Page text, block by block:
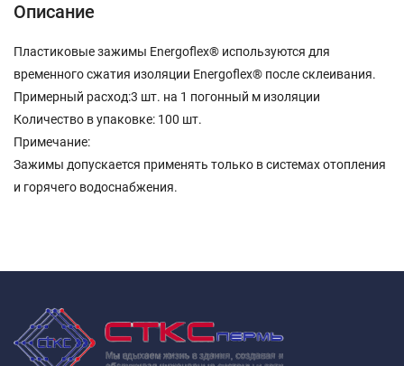
Описание
Пластиковые зажимы Energoflex® используются для
временного сжатия изоляции Energoflex® после склеивания.
Примерный расход:3 шт. на 1 погонный м изоляции
Количество в упаковке: 100 шт.
Примечание:
Зажимы допускается применять только в системах отопления
и горячего водоснабжения.